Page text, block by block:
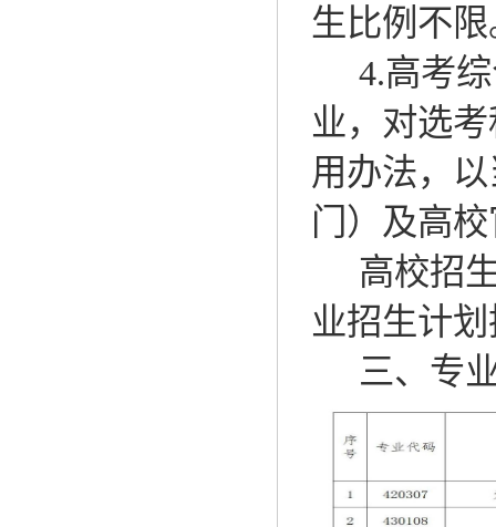
生比例不限
4.高考
业，对选
用办法，
门）及高
高校招
业招生计
三、专